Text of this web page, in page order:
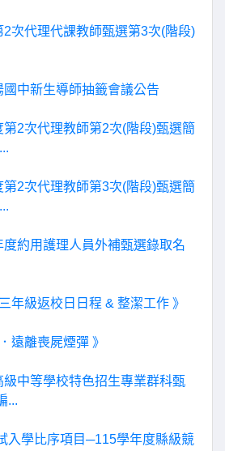
次代理代課教師甄選第3次(階段)
國中新生導師抽籤會議公告
2次代理教師第2次(階段)甄選簡
2次代理教師第3次(階段)甄選簡
約用護理人員外補甄選錄取名
年級返校日日程 & 整潔工作 》
遠離喪屍煙彈 》
級中等學校特色招生專業群科甄
...
入學比序項目─115學年度縣級競